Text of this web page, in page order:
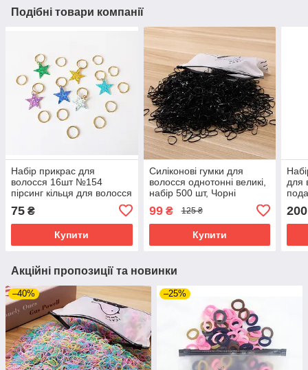
Подібні товари компанії
Набір прикрас для
волосся 16шт №154
пірсинг кільця для волосся
75 ₴
Купити
Силіконові гумки для
волосся однотонні великі,
набір 500 шт, Чорні
99₴ 125 ₴
Купити
для
200
Акційні пропозиції та новинки
–40% –25%